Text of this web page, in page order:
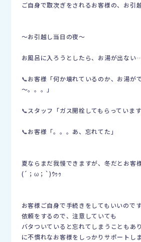
ご自身で取次ぎをされるお客様の、お引
〜お引越し当日の夜〜
お風呂に入ろうとしたら、お湯が出ない…
📞お客様「何か壊れているのか、お湯が
～。。。」
📞スタッフ「ガス開栓してもらっています
📞お客様「。。。あ、忘れてた」
夏ならまだ我慢できますが、冬だとお客
(´；ω；`)ｳｩｩ
お客様ご自身で手続きをしてもいいので
依頼をするので、注意していても
バタついていると忘れてしまうこともあ
に不慣れなお客様をしっかりサポートし